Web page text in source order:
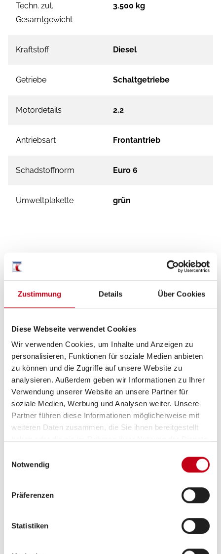
Zustimmung Details Über Cookies
Diese Webseite verwendet Cookies
Wir verwenden Cookies, um Inhalte und Anzeigen zu
personalisieren, Funktionen für soziale Medien anbieten
zu können und die Zugriffe auf unsere Website zu
analysieren. Außerdem geben wir Informationen zu Ihrer
Verwendung unserer Website an unsere Partner für
soziale Medien, Werbung und Analysen weiter. Unsere
Partner führen diese Informationen möglicherweise mit
weiteren Daten zusammen, die Sie ihnen bereitgestellt
Notwendig
Präferenzen
Statistiken
Techn. zul.
Gesamtgewicht
3.500 kg
Kraftstoff Diesel
Getriebe Schaltgetriebe
Motordetails 2.2
Antriebsart Frontantrieb
Schadstoffnorm Euro 6
Umweltplakette grün
Ausstattung
ABS
ESP
Rußpartikelfilter
Servolenkung
Aufbau